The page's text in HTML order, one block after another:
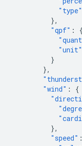
"type"
},
"qpf" :
{
"unit"
}
},
"wind" :
{
},
"speed" :